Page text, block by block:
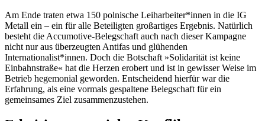
Am Ende traten etwa 150 polnische Leiharbeiter*innen in die IG
Metall ein – ein für alle Beteiligten großartiges Ergebnis. Natürlich
besteht die Accumotive-Belegschaft auch nach dieser Kampagne
nicht nur aus überzeugten Antifas und glühenden
Internationalist*innen. Doch die Botschaft »Solidarität ist keine
Einbahnstraße« hat die Herzen erobert und ist in gewisser Weise im
Betrieb hegemonial geworden. Entscheidend hierfür war die
Erfahrung, als eine vormals gespaltene Belegschaft für ein
gemeinsames Ziel zusammenzustehen.